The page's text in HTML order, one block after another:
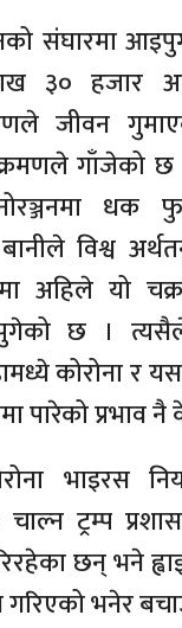
संघारमा
३० हजार
जीवन
गाँजेको छ ।
धक
विश्व
अहिले यो
छ । त्यसैले
कोरोना र यस
पारेको प्रभाव नै
भाइरस
ट्रम्प
छन् भने
गरिएको भनेर